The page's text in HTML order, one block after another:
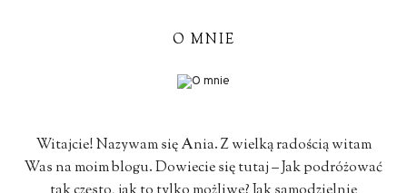
O MNIE
Witajcie! Nazywam się Ania. Z wielką radością witam
Was na moim blogu. Dowiecie się tutaj – Jak podróżować